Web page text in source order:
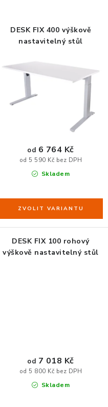
DESK FIX 400 výškově
nastavitelný stůl
Skladem
od 5 590 Kč bez DPH
od 6 764 Kč
DESK FIX 100 rohový
výškově nastavitelný stůl
Skladem
od 5 800 Kč bez DPH
od 7 018 Kč